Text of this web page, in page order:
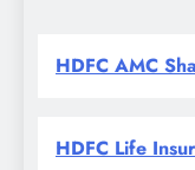
HDFC AMC
HDFC Life